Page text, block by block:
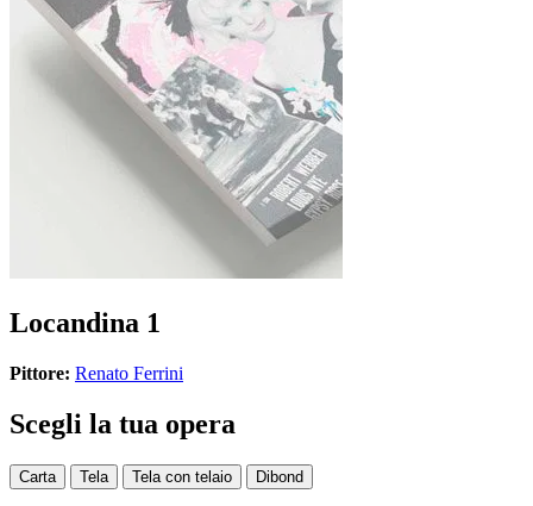
Locandina 1
Pittore: Renato Ferrini
Scegli la tua opera
Carta Tela Tela con telaio Dibond